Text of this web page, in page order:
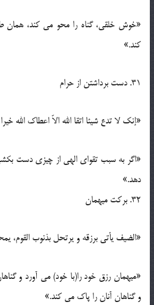
«خوش خلقی، گناه را محو می کند، همان
کند.»
31. دست برداشتن از حرام
«إنک لا تدع شیئا اتقا الله الاّ اعطاک الله
«اگر به سبب تقوای الهی از چیزی دست
دهد.»
32. برکت میهمان
«الضیف یأتی برزقه و یرتحل بذنوب القوم،
«میهمان رزق خود را(با خود) می آورد و
و گناهان آنان را پاک می کند.»